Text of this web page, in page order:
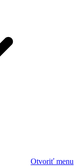
Otvoriť menu